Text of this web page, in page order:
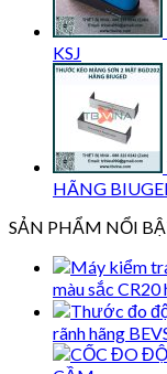
KSJ
HÃNG
SẢN PHẨM NỔI
màu sắc CR20
rãnh hãng